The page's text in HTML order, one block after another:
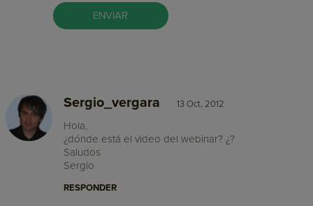
Sergio_vergara 13 Oct, 2012
Hola,
¿dónde está el video del webinar? ¿?
Saludos
Sergio
RESPONDER